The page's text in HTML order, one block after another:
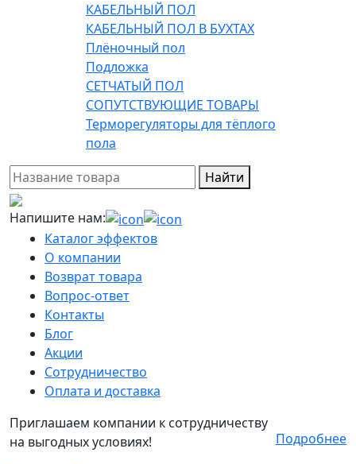
КАБЕЛЬНЫЙ ПОЛ
КАБЕЛЬНЫЙ ПОЛ В БУХТАХ
Плёночный пол
Подложка
СЕТЧАТЫЙ ПОЛ
СОПУТСТВУЮЩИЕ ТОВАРЫ
Терморегуляторы для тёплого
пола
Найти
Напишите нам:
Каталог эффектов
О компании
Возврат товара
Вопрос-ответ
Контакты
Блог
Акции
Сотрудничество
Оплата и доставка
Приглашаем компании к сотрудничеству
на выгодных условиях!
Подробнее